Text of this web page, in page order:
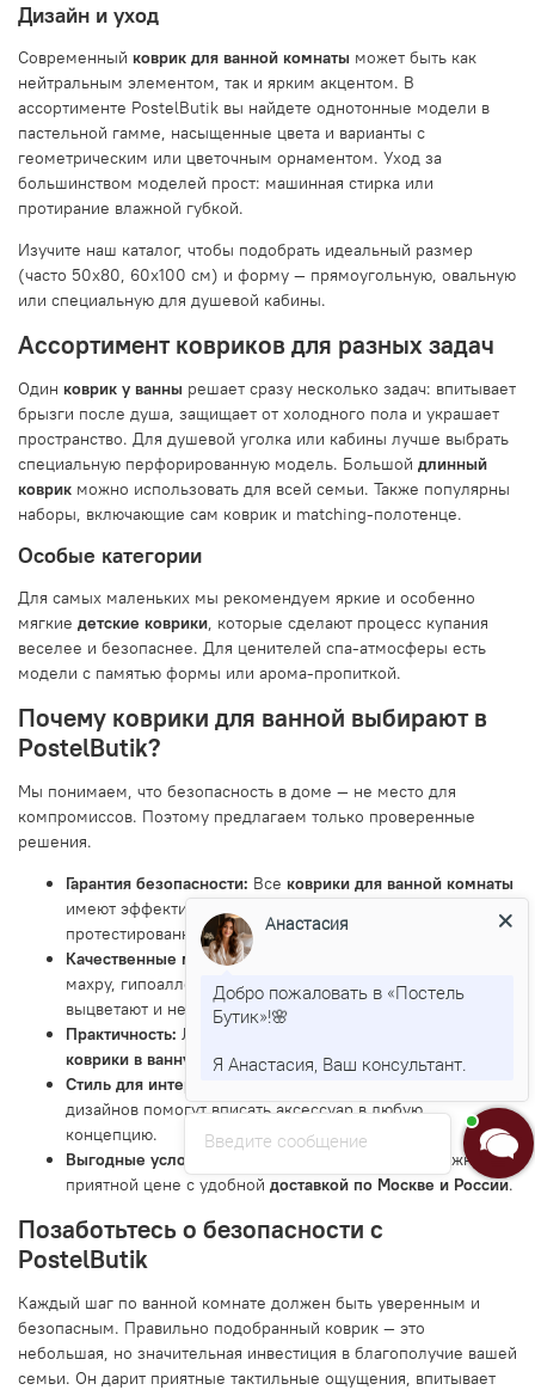
Дизайн и уход
Современный коврик для ванной комнаты может быть как
нейтральным элементом, так и ярким акцентом. В
ассортименте PostelButik вы найдете однотонные модели в
пастельной гамме, насыщенные цвета и варианты с
геометрическим или цветочным орнаментом. Уход за
большинством моделей прост: машинная стирка или
протирание влажной губкой.
Изучите наш каталог, чтобы подобрать идеальный размер
(часто 50x80, 60x100 см) и форму — прямоугольную, овальную
или специальную для душевой кабины.
Ассортимент ковриков для разных задач
Один коврик у ванны решает сразу несколько задач: впитывает
брызги после душа, защищает от холодного пола и украшает
пространство. Для душевой уголка или кабины лучше выбрать
специальную перфорированную модель. Большой длинный
коврик можно использовать для всей семьи. Также популярны
наборы, включающие сам коврик и matching-полотенце.
Особые категории
Для самых маленьких мы рекомендуем яркие и особенно
мягкие детские коврики , которые сделают процесс купания
веселее и безопаснее. Для ценителей спа-атмосферы есть
модели с памятью формы или арома-пропиткой.
Почему коврики для ванной выбирают в
PostelButik?
Мы понимаем, что безопасность в доме — не место для
компромиссов. Поэтому предлагаем только проверенные
решения.
Гарантия безопасности: Все коврики для ванной комнаты
имеют эффективное
протестированное на разных поверхностях.
Качественные материалы:
махру, гипоаллергенную резину и ПВХ, которые не
выцветают и не деформируются.
Практичность: Легкий уход и быстрая сушка — наши
коврики в ванну
созданы для активного использования.
Стиль для интерьера:
дизайнов помогут вписать аксессуар в любую
концепцию.
Выгодные условия:
можно по
приятной цене с удобной доставкой по Москве и России.
Позаботьтесь о безопасности с
PostelButik
Каждый шаг по ванной комнате должен быть уверенным и
безопасным. Правильно подобранный коврик — это
небольшая, но значительная инвестиция в благополучие вашей
семьи. Он дарит приятные тактильные ощущения, впитывает
Введите сообщение
Анастасия
Добро пожаловать в «Постель
Бутик»!🌸
Я Анастасия, Ваш консультант.